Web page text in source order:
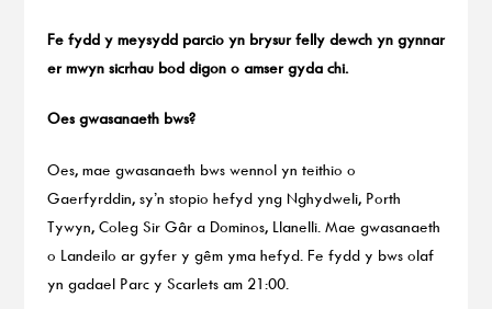
Fe fydd y meysydd parcio yn brysur felly dewch yn gynnar
er mwyn sicrhau bod digon o amser gyda chi.
Oes gwasanaeth bws?
Oes, mae gwasanaeth bws wennol yn teithio o
Gaerfyrddin, sy’n stopio hefyd yng Nghydweli, Porth
Tywyn, Coleg Sir Gâr a Dominos, Llanelli. Mae gwasanaeth
o Landeilo ar gyfer y gêm yma hefyd. Fe fydd y bws olaf
yn gadael Parc y Scarlets am 21:00.